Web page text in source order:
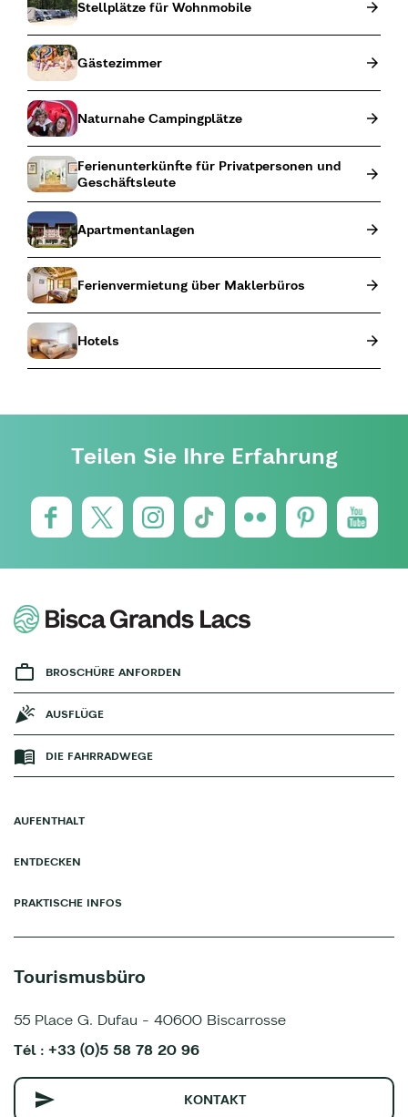
Stellplätze für Wohnmobile
Gästezimmer
Naturnahe Campingplätze
Ferienunterkünfte für Privatpersonen und
Geschäftsleute
Apartmentanlagen
Ferienvermietung über Maklerbüros
Hotels
Teilen Sie Ihre Erfahrung
BROSCHÜRE ANFORDEN
AUSFLÜGE
DIE FAHRRADWEGE
AUFENTHALT
ENTDECKEN
PRAKTISCHE INFOS
Tourismusbüro
55 Place G. Dufau - 40600 Biscarrosse
Tél : +33 (0)5 58 78 20 96
KONTAKT